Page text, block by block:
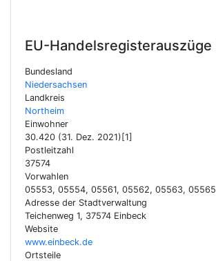
EU-Handelsregisterauszüge
Bundesland
Niedersachsen
Landkreis
Northeim
Einwohner
30.420 (31. Dez. 2021)[1]
Postleitzahl
37574
Vorwahlen
05553, 05554, 05561, 05562, 05563,
Adresse der Stadtverwaltung
Teichenweg 1, 37574 Einbeck
Website
www.einbeck.de
Ortsteile